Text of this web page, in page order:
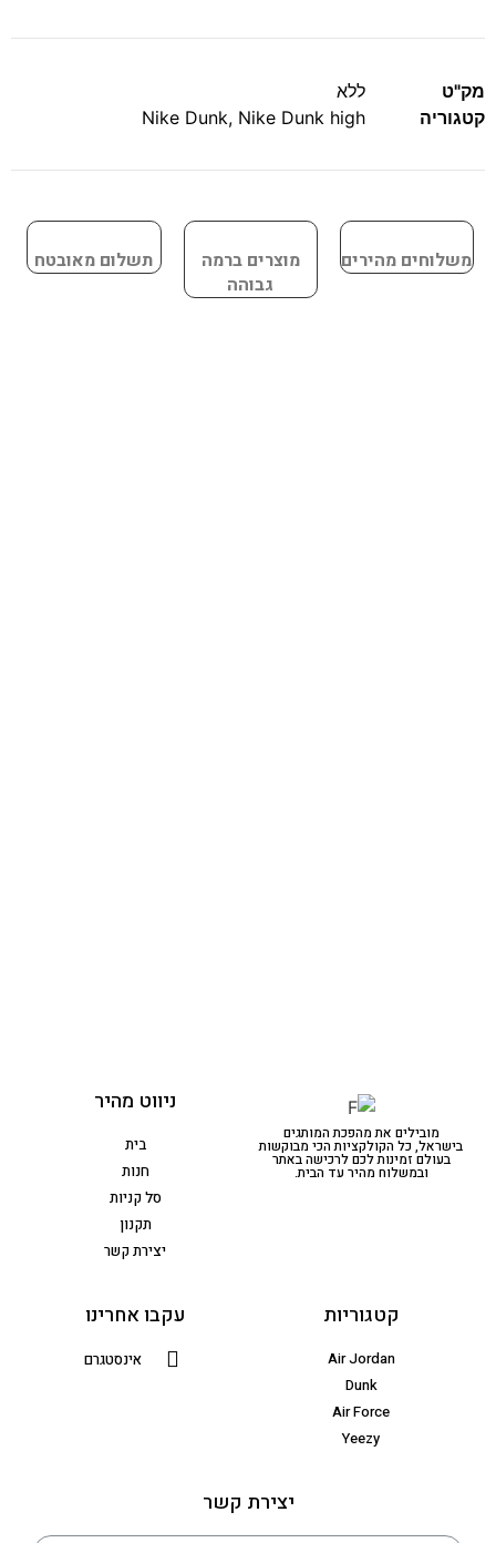
מק"ט
ללא
קטגוריה
Nike Dunk, Nike Dunk high
משלוחים מהירים
מוצרים ברמה
גבוהה
תשלום מאובטח
מובילים את מהפכת המותגים
בישראל, כל הקולקציות הכי מבוקשות
בעולם זמינות לכם לרכישה באתר
ובמשלוח מהיר עד הבית.
ניווט מהיר
בית
חנות
סל קניות
תקנון
יצירת קשר
קטגוריות
Air Jordan
Dunk
Air Force
Yeezy
עקבו אחרינו
אינסטגרם
יצירת קשר